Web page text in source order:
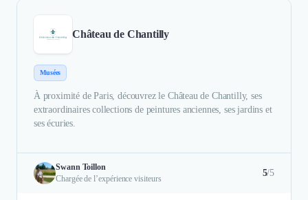
Château de Chantilly
Musées
À proximité de Paris, découvrez le Château de Chantilly, ses
extraordinaires collections de peintures anciennes, ses jardins et
ses écuries.
Swann Toillon
Chargée de l’expérience visiteurs
5/5